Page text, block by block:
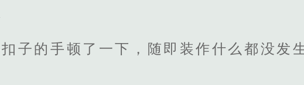
子的手顿了一下，随即装作什么都没发